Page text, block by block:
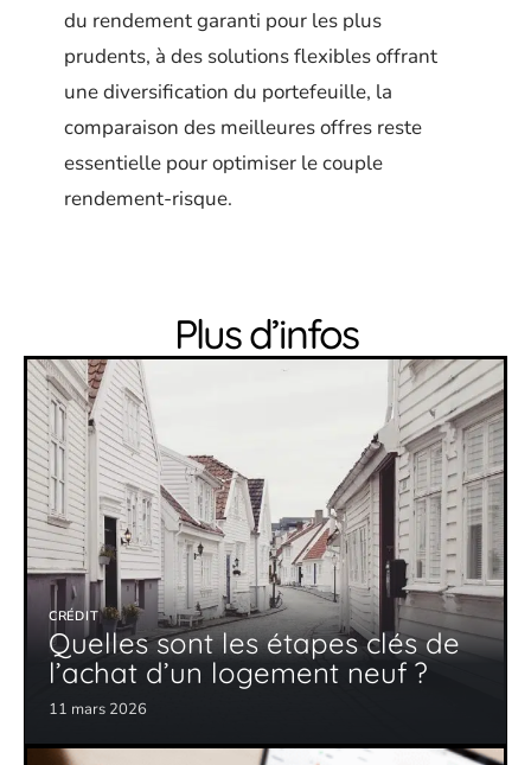
du rendement garanti pour les plus
prudents, à des solutions flexibles offrant
une diversification du portefeuille, la
comparaison des meilleures offres reste
essentielle pour optimiser le couple
rendement-risque.
Plus d’infos
CRÉDIT
Quelles sont les étapes clés de
l’achat d’un logement neuf ?
11 mars 2026